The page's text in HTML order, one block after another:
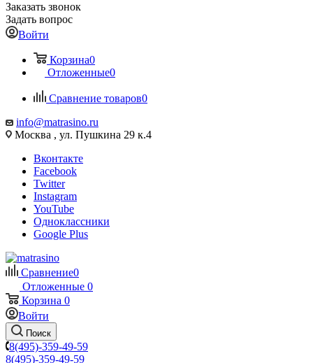
Заказать звонок
Задать вопрос
Войти
Корзина0
Отложенные0
Сравнение товаров0
info@matrasino.ru
Москва , ул. Пушкина 29 к.4
Вконтакте
Facebook
Twitter
Instagram
YouTube
Одноклассники
Google Plus
Сравнение0
Отложенные 0
Корзина 0
Войти
Поиск
8(495)-359-49-59
8(495)-359-49-59